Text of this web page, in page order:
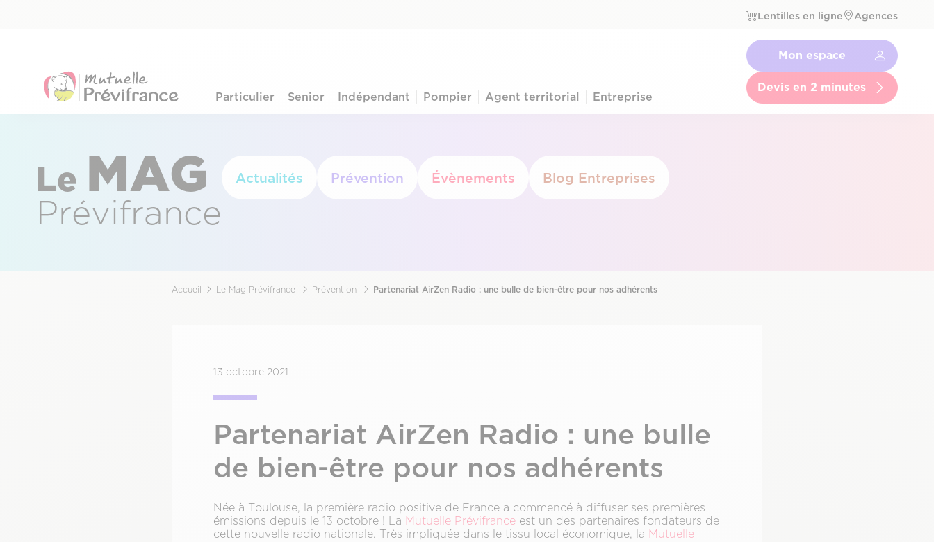
Lentilles en ligne Agences
Navigation
Particulier Senior Indépendant Pompier Agent territorial Entreprise
Navbar
Menu
Secondaire
Mon espace
Devis en 2 minutes
Le MAG
Prévifrance
Actualités Prévention Évènements Blog Entreprises
Fil
Accueil Le Mag Prévifrance Prévention Partenariat AirZen Radio : une bulle de bien-être pour nos adhérents
13 octobre 2021
Partenariat AirZen Radio : une bulle
de bien-être pour nos adhérents
Née à Toulouse, la première radio positive de France a commencé à diffuser ses premières
émissions depuis le 13 octobre ! La Mutuelle Prévifrance est un des partenaires fondateurs de
cette nouvelle radio nationale. Très impliquée dans le tissu local économique, la Mutuelle